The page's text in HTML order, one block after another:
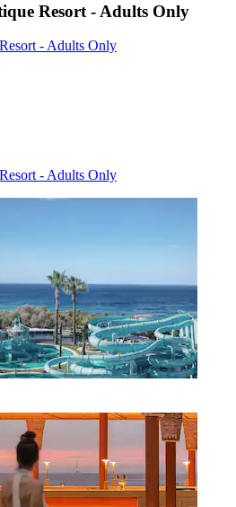
Resort - Adults Only
- Adults Only
- Adults Only